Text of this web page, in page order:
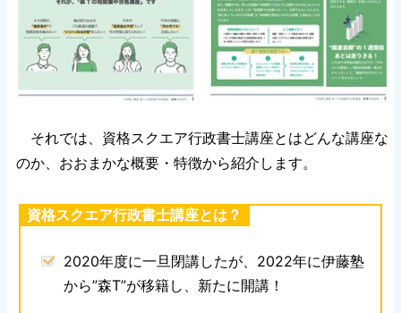
それでは、資格スクエア行政書士講座とはどんな講座な
のか、おおまかな概要・特徴から紹介します。
資格スクエア行政書士講座とは？
2020年度に一旦閉講したが、2022年に伊藤塾
から”森T”が移籍し、新たに開講！